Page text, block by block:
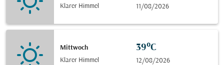
Klarer Himmel
11/08/2026
Mittwoch
Klarer Himmel
39°C
12/08/2026